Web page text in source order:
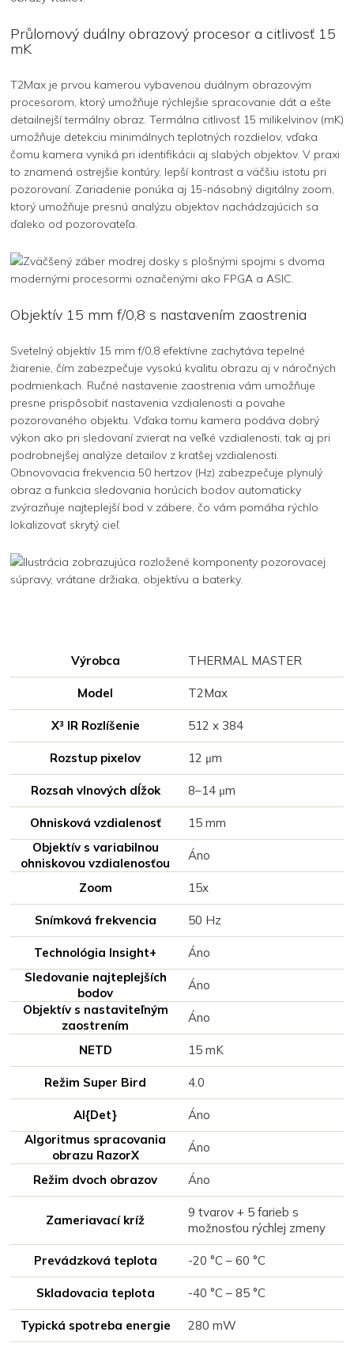
Průlomový duálny obrazový procesor a citlivosť 15
mK
T2Max je prvou kamerou vybavenou duálnym obrazovým
procesorom, ktorý umožňuje rýchlejšie spracovanie dát a ešte
detailnejší termálny obraz. Termálna citlivosť 15 milikelvinov (mK)
umožňuje detekciu minimálnych teplotných rozdielov, vďaka
čomu kamera vyniká pri identifikácii aj slabých objektov. V praxi
to znamená ostrejšie kontúry, lepší kontrast a väčšiu istotu pri
pozorovaní. Zariadenie ponúka aj 15-násobný digitálny zoom,
ktorý umožňuje presnú analýzu objektov nachádzajúcich sa
ďaleko od pozorovateľa.
Objektív 15 mm f/0,8 s nastavením zaostrenia
Svetelný objektív 15 mm f/0,8 efektívne zachytáva tepelné
žiarenie, čím zabezpečuje vysokú kvalitu obrazu aj v náročných
podmienkach. Ručné nastavenie zaostrenia vám umožňuje
presne prispôsobiť nastavenia vzdialenosti a povahe
pozorovaného objektu. Vďaka tomu kamera podáva dobrý
výkon ako pri sledovaní zvierat na veľké vzdialenosti, tak aj pri
podrobnejšej analýze detailov z kratšej vzdialenosti.
Obnovovacia frekvencia 50 hertzov (Hz) zabezpečuje plynulý
obraz a funkcia sledovania horúcich bodov automaticky
zvýrazňuje najteplejší bod v zábere, čo vám pomáha rýchlo
lokalizovať skrytý cieľ.
Výrobca THERMAL MASTER
Model T2Max
X³ IR Rozlíšenie 512 x 384
Rozstup pixelov 12 μm
Rozsah vlnových dĺžok 8–14 μm
Ohnisková vzdialenosť
15 mm
Objektív s variabilnou
ohniskovou vzdialenosťou
Áno
Zoom 15x
Snímková frekvencia 50 Hz
Technológia Insight+
Áno
Sledovanie najteplejších
bodov
Áno
Objektív s nastaviteľným
zaostrením
Áno
NETD 15 mK
Režim Super Bird 4.0
Al{Det}
Áno
Algoritmus spracovania
obrazu RazorX
Áno
Režim dvoch obrazov Áno
Zameriavací kríž
9 tvarov + 5 farieb s
možnosťou rýchlej zmeny
Prevádzková teplota -20 °C – 60 °C
Skladovacia teplota -40 °C – 85 °C
Typická spotreba energie 280 mW